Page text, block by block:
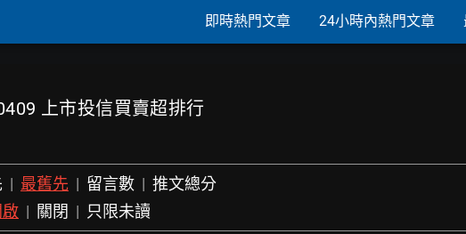
即時熱門文章 24小時內熱門文章
上市投信買賣超排行
| 最舊先 | 留言數 | 推文總分
啟 | 關閉 | 只限未讀